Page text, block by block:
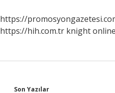
https://
https://hih.com.tr knight online
Son Yazılar